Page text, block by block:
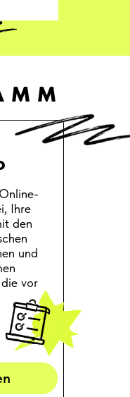
Ihre
den
und
die vor